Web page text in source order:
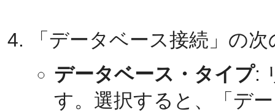
「データベース接続」の
データベース・タイプ:
す。選択すると、「デ